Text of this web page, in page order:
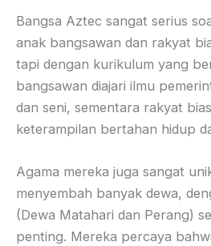
Bangsa Aztec sangat serius
anak bangsawan dan rakyat
tapi dengan kurikulum yang
bangsawan diajari ilmu
dan seni, sementara rakyat
keterampilan bertahan hidup
Agama mereka juga sangat
menyembah banyak dewa,
(Dewa Matahari dan Perang)
penting. Mereka percaya